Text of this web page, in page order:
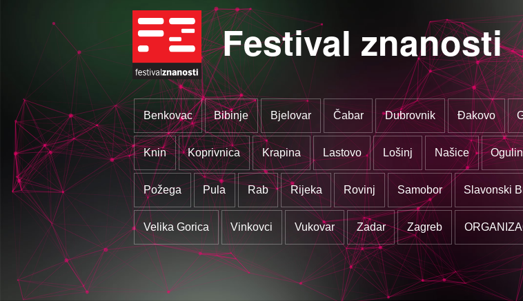
Festival znanosti
Benkovac Bibinje Bjelovar Čabar Dubrovnik Đakovo
Knin Koprivnica Krapina Lastovo Lošinj Našice Ogulin
Požega Pula Rab Rijeka Rovinj Samobor Slavonski
Velika Gorica Vinkovci Vukovar Zadar Zagreb